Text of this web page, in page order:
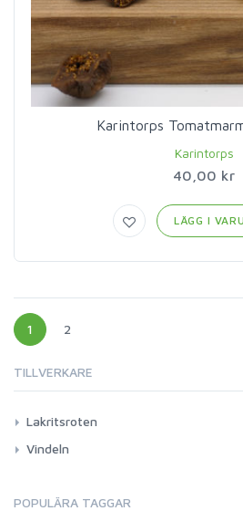
Karintorps
Karintorps
40,00 kr
LÄGG I
1 2
TILLVERKARE
Lakritsroten
Vindeln
POPULÄRA TAGGAR